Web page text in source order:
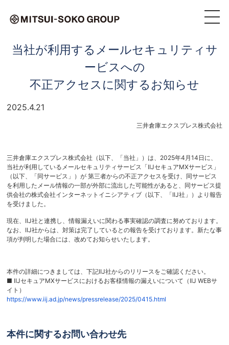
当社が利用するメールセキュリティサ
ービスへの
不正アクセスに関するお知らせ
2025.4.21
三井倉庫エクスプレス株式会社
三井倉庫エクスプレス株式会社（以下、「当社」）は、2025年4月14日に、
当社が利用しているメールセキュリティサービス「IIJセキュアMXサービス」
（以下、「同サービス」）が 第三者からの不正アクセスを受け、同サービス
を利用したメール情報の一部が外部に流出した可能性があると、同サービス提
供会社の株式会社インターネットイニシアティブ（以下、「IIJ社」）より報告
を受けました。
現在、IIJ社と連携し、情報漏えいに関わる事実確認の調査に努めております。
なお、IIJ社からは、対策は完了しているとの報告を受けております。新たな事
項が判明した場合には、改めてお知らせいたします。
本件の詳細につきましては、下記IIJ社からのリリースをご確認ください。
■ IIJセキュアMXサービスにおけるお客様情報の漏えいについて（IIJ WEBサ
イト）
https://www.iij.ad.jp/news/pressrelease/2025/0415.html
本件に関するお問い合わせ先